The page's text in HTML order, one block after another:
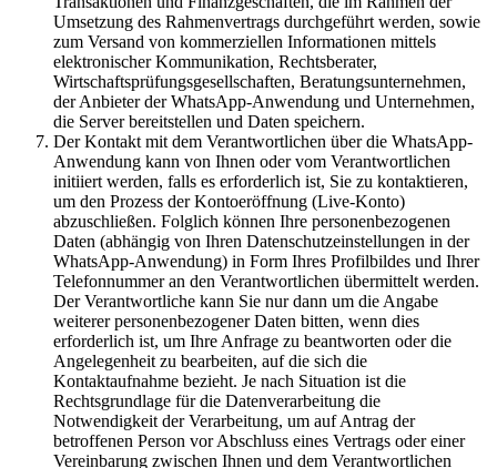
Umsetzung des Rahmenvertrags durchgeführt werden, sowie
zum Versand von kommerziellen Informationen mittels
elektronischer Kommunikation, Rechtsberater,
Wirtschaftsprüfungsgesellschaften, Beratungsunternehmen,
der Anbieter der WhatsApp-Anwendung und Unternehmen,
die Server bereitstellen und Daten speichern.
Der Kontakt mit dem Verantwortlichen über die WhatsApp-
Anwendung kann von Ihnen oder vom Verantwortlichen
initiiert werden, falls es erforderlich ist, Sie zu kontaktieren,
um den Prozess der Kontoeröffnung (Live-Konto)
abzuschließen. Folglich können Ihre personenbezogenen
Daten (abhängig von Ihren Datenschutzeinstellungen in der
WhatsApp-Anwendung) in Form Ihres Profilbildes und Ihrer
Telefonnummer an den Verantwortlichen übermittelt werden.
Der Verantwortliche kann Sie nur dann um die Angabe
weiterer personenbezogener Daten bitten, wenn dies
erforderlich ist, um Ihre Anfrage zu beantworten oder die
Angelegenheit zu bearbeiten, auf die sich die
Kontaktaufnahme bezieht. Je nach Situation ist die
Rechtsgrundlage für die Datenverarbeitung die
Notwendigkeit der Verarbeitung, um auf Antrag der
betroffenen Person vor Abschluss eines Vertrags oder einer
Vereinbarung zwischen Ihnen und dem Verantwortlichen